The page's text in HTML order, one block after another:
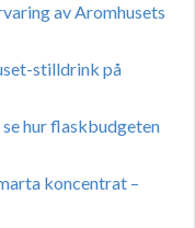
av Aromhusets
stilldrink på
hur flaskbudgeten
koncentrat –